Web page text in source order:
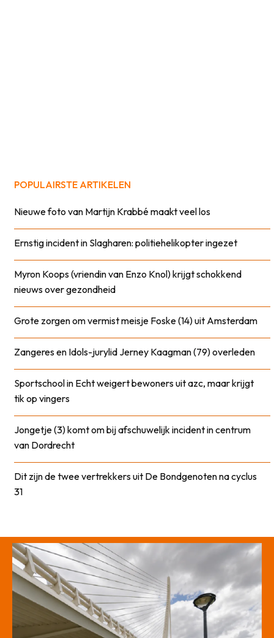
POPULAIRSTE ARTIKELEN
Nieuwe foto van Martijn Krabbé maakt veel los
Ernstig incident in Slagharen: politiehelikopter ingezet
Myron Koops (vriendin van Enzo Knol) krijgt schokkend
nieuws over gezondheid
Grote zorgen om vermist meisje Foske (14) uit Amsterdam
Zangeres en Idols-jurylid Jerney Kaagman (79) overleden
Sportschool in Echt weigert bewoners uit azc, maar krijgt
tik op vingers
Jongetje (3) komt om bij afschuwelijk incident in centrum
van Dordrecht
Dit zijn de twee vertrekkers uit De Bondgenoten na cyclus
31